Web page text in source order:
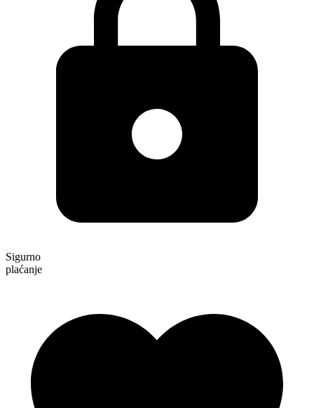
Sigurno
plaćanje